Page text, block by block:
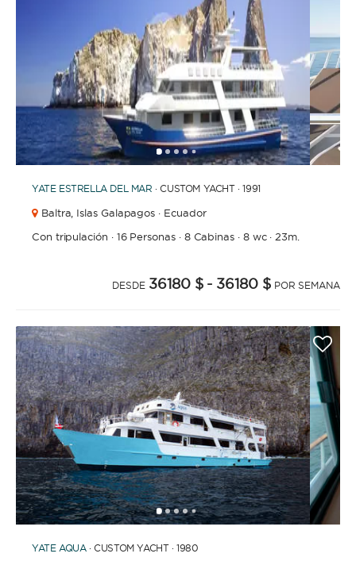
12345 67891011
YATE ESTRELLA DEL MAR · CUSTOM YACHT · 1991
Baltra, Islas Galapagos · Ecuador
Con tripulación · 16 Personas· 8 Cabinas · 8 wc· 23m.
DESDE 36180 $ - 36180 $ POR SEMANA
12345 6789101112131415 1617 181920
YATE AQUA· CUSTOM YACHT · 1980